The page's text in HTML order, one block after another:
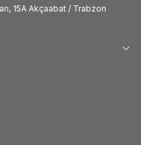
15A Akçaabat / Trabzon